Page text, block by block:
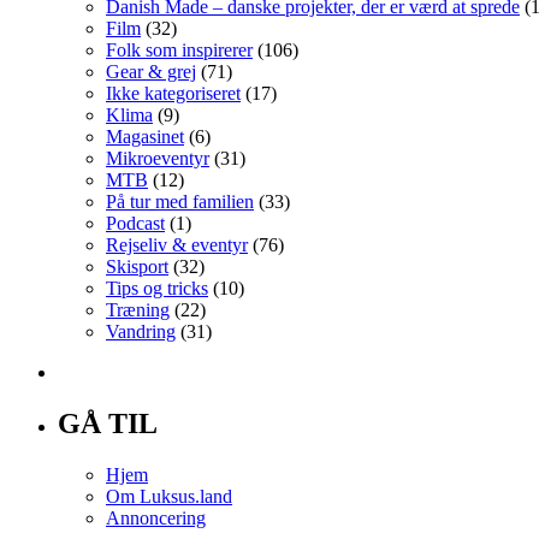
Danish Made – danske projekter, der er værd at sprede
Film (32)
Folk som inspirerer(106)
Gear & grej (71)
Ikke kategoriseret (17)
Klima (9)
Magasinet (6)
Mikroeventyr(31)
MTB (12)
På tur med familien (33)
Podcast (1)
Rejseliv & eventyr(76)
Skisport (32)
Tips og tricks (10)
Træning (22)
Vandring (31)
GÅ TIL
Hjem
Om Luksus.land
Annoncering